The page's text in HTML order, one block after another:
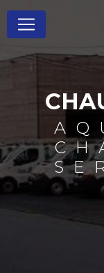
Panneau de